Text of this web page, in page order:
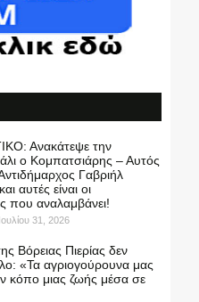
Ανακάτεψε την
ο Κομπατσιάρης – Αυτός
Γαβριήλ
αυτές είναι οι
που αναλαμβάνει!
31, 2026
Βόρειας Πιερίας δεν
«Τα αγριογούρουνα μας
κόπο μιας ζωής μέσα σε